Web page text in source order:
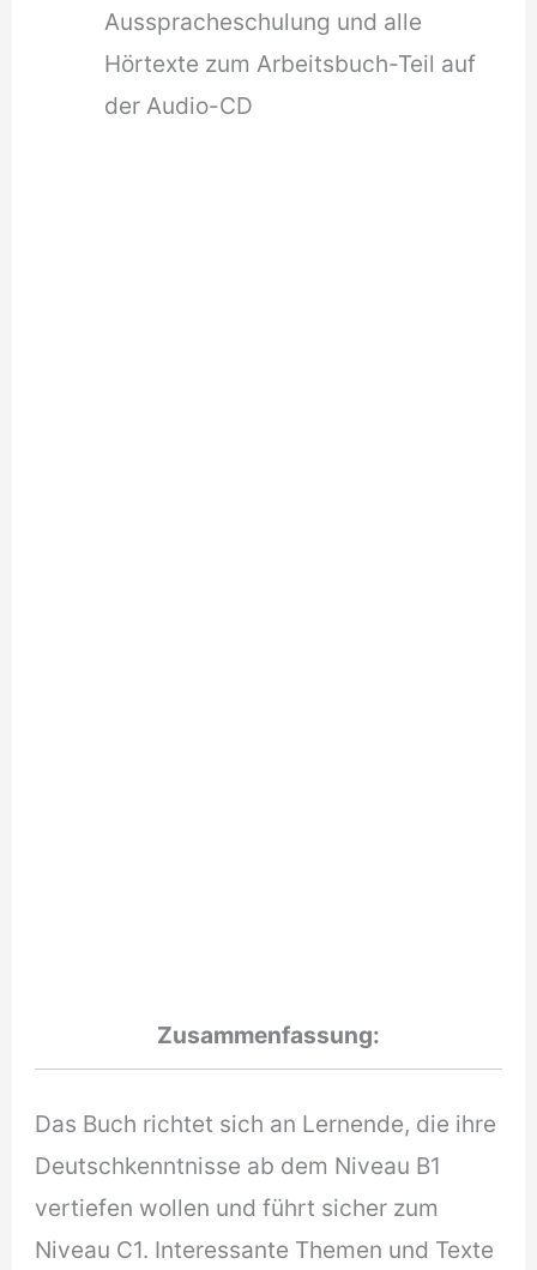
Ausspracheschulung und alle
Hörtexte zum Arbeitsbuch-Teil auf
der Audio-CD
Zusammenfassung:
Das Buch richtet sich an Lernende, die ihre
Deutschkenntnisse ab dem Niveau B1
vertiefen wollen und führt sicher zum
Niveau C1. Interessante Themen und Texte